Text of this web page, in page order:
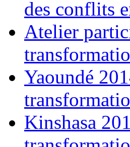
des conflits
Atelier
Yaoundé
Kinshasa